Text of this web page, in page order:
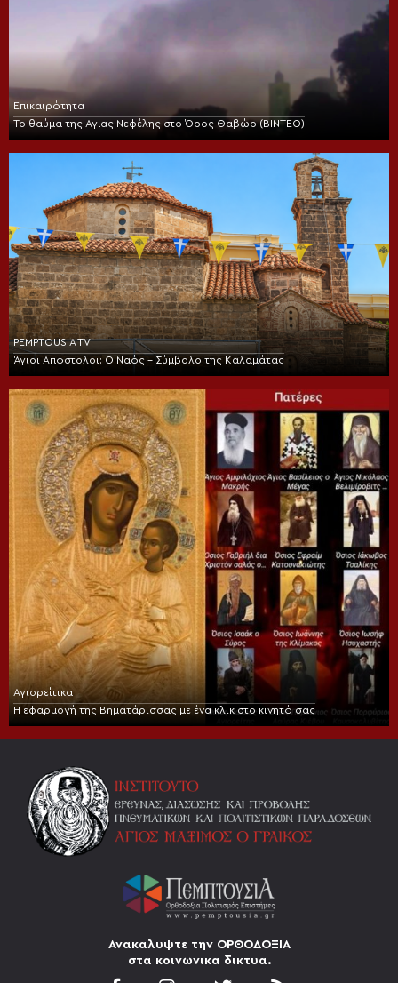
Επικαιρότητα
Το θαύμα της Αγίας Νεφέλης στο Όρος Θαβώρ (ΒΙΝΤΕΟ)
PEMPTOUSIA TV
Άγιοι Απόστολοι: Ο Ναός – Σύμβολο της Καλαμάτας
Αγιορείτικα
Η εφαρμογή της Βηματάρισσας με ένα κλικ στο κινητό σας
Ανακαλυψτε την ΟΡΘΟΔΟΞΙΑ
στα κοινωνικα δικτυα.